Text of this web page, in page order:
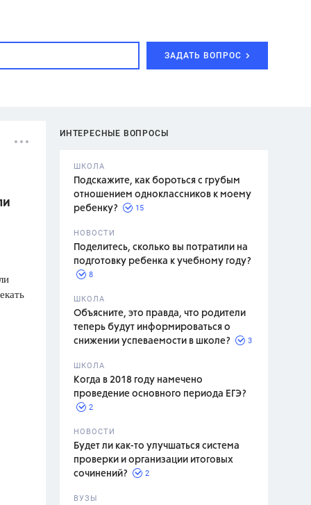
ЗАДАТЬ ВОПРОС
ИНТЕРЕСНЫЕ ВОПРОСЫ
ШКОЛА
Подскажите, как бороться с грубым
отношением одноклассников к моему
ребенку?
15
НОВОСТИ
Поделитесь, сколько вы потратили на
подготовку ребенка к учебному году?
8
ШКОЛА
Объясните, это правда, что родители
теперь будут информироваться о
снижении успеваемости в школе?
3
ШКОЛА
Когда в 2018 году намечено
проведение основного периода ЕГЭ?
2
НОВОСТИ
Будет ли как-то улучшаться система
проверки и организации итоговых
сочинений?
2
ВУЗЫ